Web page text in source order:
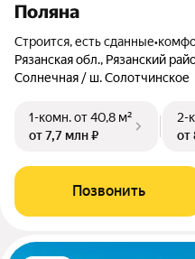
Поляна
Строится, есть сданные•
Рязанская обл., Рязанский
Солнечная / ш. Солотчинское
1-комн.от 40,8 м²
от 7,7 млн ₽
2-
от
Позвонить